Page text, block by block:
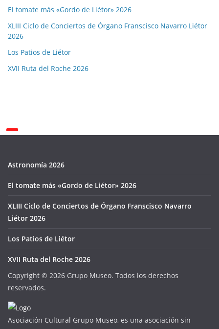
El tomate más «Gordo de Liétor» 2026
XLIII Ciclo de Conciertos de Órgano Franscisco Navarro Liétor
2026
Los Patios de Liétor
XVII Ruta del Roche 2026
Astronomía 2026
El tomate más «Gordo de Liétor» 2026
XLIII Ciclo de Conciertos de Órgano Franscisco Navarro
Liétor 2026
Los Patios de Liétor
XVII Ruta del Roche 2026
Copyright © 2026 Grupo Museo. Todos los derechos
reservados.
Asociación Cultural Grupo Museo, es una asociación sin